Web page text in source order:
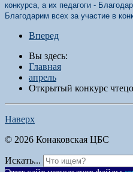
конкурса, а их педагоги -
Благодарим всех за участие в
Вперед
Вы здесь:
Главная
апрель
Открытый конкурс
Наверх
© 2026 Конаковская ЦБС
Искать...